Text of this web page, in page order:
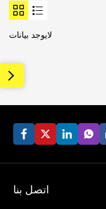
لايوجد بيانات
اتصل بنا